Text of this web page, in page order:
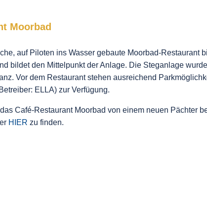
Moorbad
auf Piloten ins Wasser gebaute Moorbad-Restaurant
bildet den Mittelpunkt der Anlage. Die Steganlage
Vor dem Restaurant stehen ausreichend
ELLA) zur Verfügung.
Café-Restaurant Moorbad von einem neuen Pächter
HIER zu finden.